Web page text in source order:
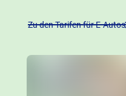
Zu den Tarifen für E-Autos